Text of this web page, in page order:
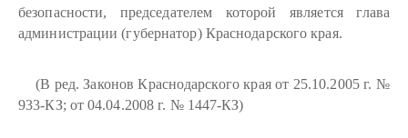
безопасности, председателем которой является глава
администрации (губернатор) Краснодарского края.
(В ред. Законов Краснодарского края от 25.10.2005 г. №
933-КЗ; от 04.04.2008 г. № 1447-КЗ)